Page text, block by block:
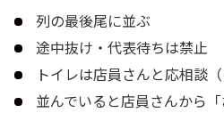
列の最後尾に並ぶ
途中抜け・代表待ちは禁止
トイレは店員さんと応相談（
並んでいると店員さんから